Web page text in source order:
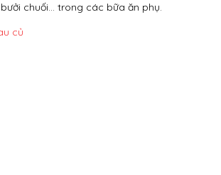
chuối… trong các bữa ăn phụ.